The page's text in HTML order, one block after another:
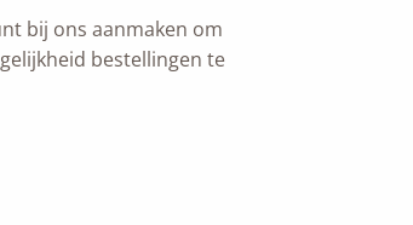
bij ons aanmaken om
bestellingen te